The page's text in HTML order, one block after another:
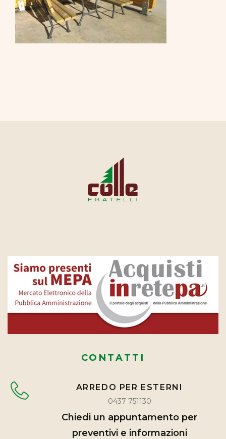
CONTATTI
ARREDO PER ESTERNI
0437 751130
Chiedi un appuntamento per
preventivi e informazioni